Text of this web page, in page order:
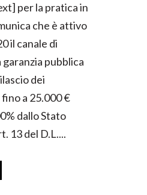
per la pratica in
che è attivo
il canale di
pubblica
dei
a 25.000 €
dallo Stato
13 del D.L....